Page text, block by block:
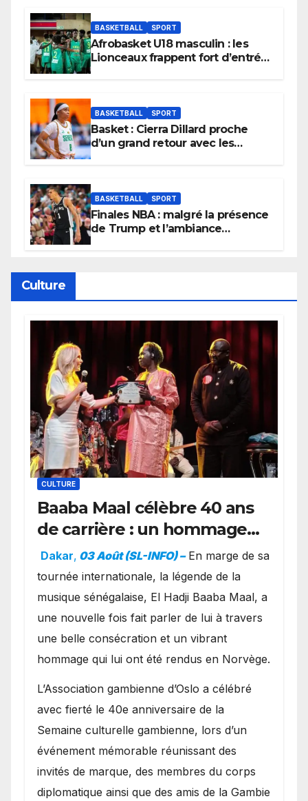
BASKETBALL SPORT
Afrobasket U18 masculin : les
Lionceaux frappent fort d’entrée
BASKETBALL SPORT
Basket : Cierra Dillard proche
d’un grand retour avec les
BASKETBALL SPORT
Finales NBA : malgré la présence
de Trump et l’ambiance
Culture
CULTURE
Baaba Maal célèbre 40 ans
de carrière : un hommage
exceptionnel à Oslo en
présence de la famille
royale.
Dakar, 03 Août (SL-INFO) – ​En marge de sa
tournée internationale, la légende de la
musique sénégalaise, El Hadji Baaba Maal, a
une nouvelle fois fait parler de lui à travers
une belle consécration et un vibrant
hommage qui lui ont été rendus en Norvège.
​L’Association gambienne d’Oslo a célébré
avec fierté le 40e anniversaire de la
Semaine culturelle gambienne, lors d’un
événement mémorable réunissant des
invités de marque, des membres du corps
diplomatique ainsi que des amis de la Gambie